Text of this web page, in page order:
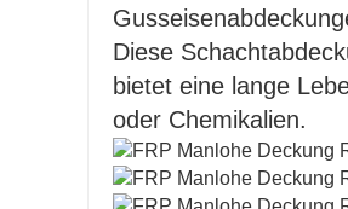
Diese
bietet eine lange
oder Chemikalien.